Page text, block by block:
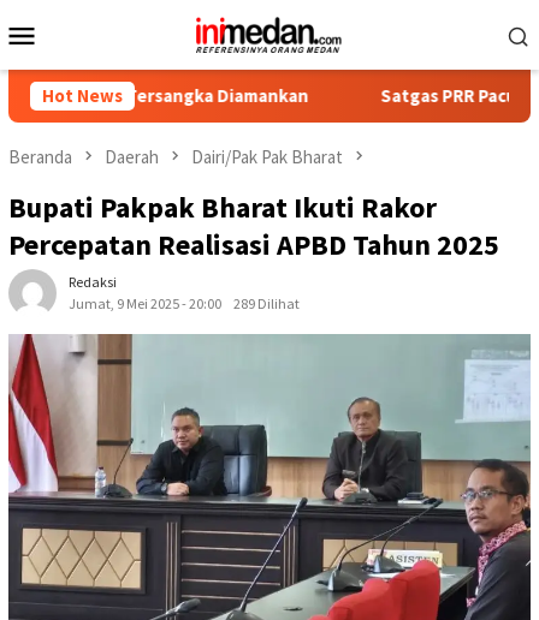
ke
Mobile
Hot News
Tersangka Diamankan Satgas PRR Pacu Realisasi
Beranda Daerah Dairi/Pak Pak Bharat
Bupati Pakpak Bharat Ikuti Rakor
Percepatan Realisasi APBD Tahun 2025
Redaksi
Jumat, 9 Mei 2025 - 20:00
289 Dilihat